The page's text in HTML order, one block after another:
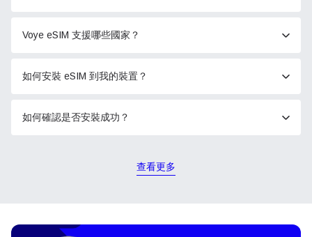
Voye eSIM 支援哪些國家？
如何安裝 eSIM 到我的裝置？
如何確認是否安裝成功？
查看更多